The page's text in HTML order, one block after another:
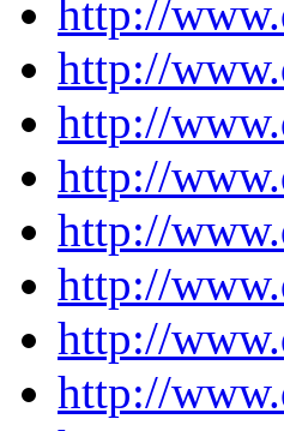
http://
http://
http://
http://
http://
http://
http://
http://